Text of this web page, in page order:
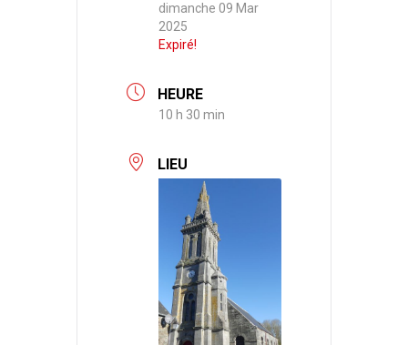
dimanche 09 Mar
2025
Expiré!
HEURE
10 h 30 min
LIEU